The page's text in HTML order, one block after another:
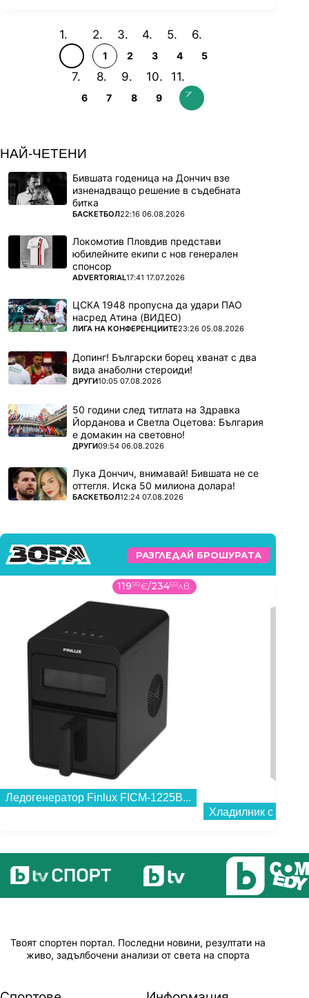
1 2 3 4 5
6 7 8 9
НАЙ-ЧЕТЕНИ
Бившата годеница на Дончич взе
изненадващо решение в съдебната
битка
ПОВЕЧЕ ОТ
БАСКЕТБОЛ22:16 06.08.2026
Локомотив Пловдив представи
юбилейните екипи с нов генерален
спонсор
ПОВЕЧЕ ОТ
ADVERTORIAL17:41 17.07.2026
ЦСКА 1948 пропусна да удари ПАО
насред Атина (ВИДЕО)
ПОВЕЧЕ ОТ
ЛИГА НА КОНФЕРЕНЦИИТЕ23:26 05.08.2026
Допинг! Български борец хванат с два
вида анаболни стероиди!
ПОВЕЧЕ ОТ
ДРУГИ10:05 07.08.2026
50 години след титлата на Здравка
Йорданова и Светла Оцетова: България
е домакин на световно!
ПОВЕЧЕ ОТ
ДРУГИ09:54 06.08.2026
Лука Дончич, внимавай! Бившата не се
оттегля. Иска 50 милиона долара!
ПОВЕЧЕ ОТ
БАСКЕТБОЛ12:24 07.08.2026
РАЗГЛЕДАЙ БРОШУРАТА
11999€/23469лв.
Ледогенератор Finlux FICM-1225B...
Твоят спортен портал. Последни новини, резултати на
живо, задълбочени анализи от света на спорта